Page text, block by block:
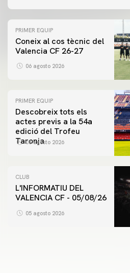
PRIMER EQUIP
Coneix al cos tècnic del
Valencia CF 26-27
06 agosto 2026
PRIMER EQUIP
Descobreix tots els
actes previs a la 54a
edició del Trofeu
Taronja
06 agosto 2026
CLUB
L'INFORMATIU DEL
VALENCIA CF - 05/08/26
05 agosto 2026